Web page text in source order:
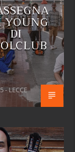
YOUNG
DI
- LECCE